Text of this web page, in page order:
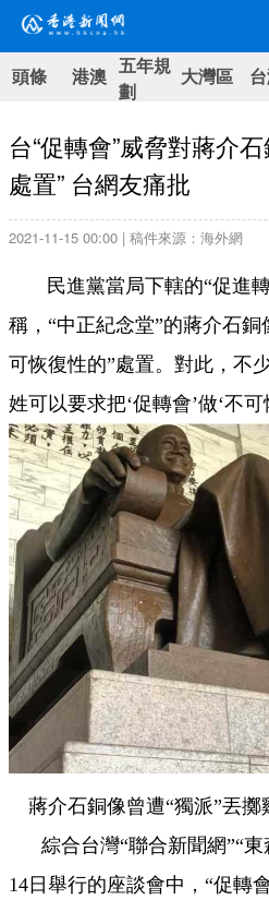
頭條 港澳 五年規
劃
大灣區
台“促轉會”威脅對蔣介
處置” 台網友痛批
2021-11-15 00:00 | 稿件來源：海外網
民進黨當局下轄的“促進轉
稱，“中正紀念堂”的蔣介石
可恢復性的”處置。對此，不
姓可以要求把‘促轉會’做‘不
蔣介石銅像曾遭“獨派”丟擲
綜合台灣“聯合新聞網”“
14日舉行的座談會中，“促轉